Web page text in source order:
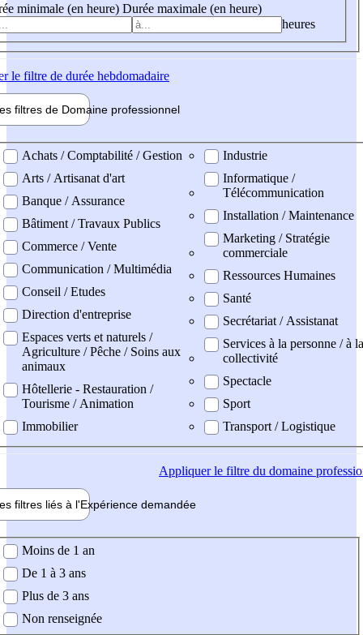
minimale (en heure) Durée maximale (en heure)
heures
le filtre de durée hebdomadaire
filtres de Domaine professionnel
professionel
Achats / Comptabilité / Gestion
Arts / Artisanat d'art
Banque / Assurance
Bâtiment / Travaux Publics
Commerce / Vente
Communication / Multimédia
Conseil / Etudes
Direction d'entreprise
Espaces verts et naturels /
Agriculture / Pêche / Soins aux
animaux
Hôtellerie - Restauration /
Tourisme / Animation
Immobilier
Industrie
Informatique /
Télécommunication
Installation / Maintenance
Marketing / Stratégie
commerciale
Ressources Humaines
Santé
Secrétariat / Assistanat
Services à la personne / à la
collectivité
Spectacle
Sport
Transport / Logistique
Appliquerle filtre du domaine
filtres liés à l'Expérience demandée
demandée
Moins de 1 an
De 1 à 3 ans
Plus de 3 ans
Non renseignée